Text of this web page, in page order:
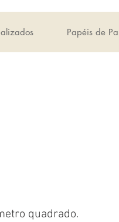
Papéis de
quadrado.